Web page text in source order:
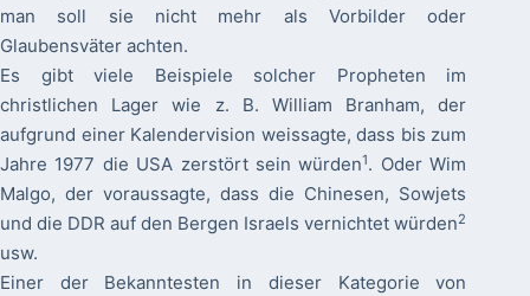
man soll sie nicht mehr als Vorbilder oder
Glaubensväter achten.
Es gibt viele Beispiele solcher Propheten im
christlichen Lager wie z. B. William Branham, der
aufgrund einer Kalendervision weissagte, dass bis zum
Jahre 1977 die USA zerstört sein würden1. Oder Wim
Malgo, der voraussagte, dass die Chinesen, Sowjets
und die DDR auf den Bergen Israels vernichtet würden2
usw.
Einer der Bekanntesten in dieser Kategorie von